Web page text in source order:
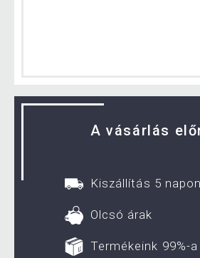
A vásárlás
Kiszállítás 5
Olcsó árak
Termékeink 99%-